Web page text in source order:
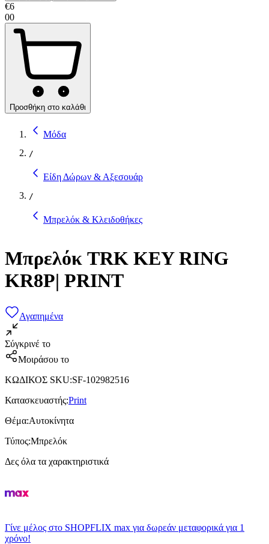
€6
00
Προσθήκη στο καλάθι
Μόδα
/
Είδη Δώρων & Αξεσουάρ
/
Μπρελόκ & Κλειδοθήκες
Μπρελόκ TRK KEY RING
KR8P| PRINT
Αγαπημένα
Σύγκρινέ το
Μοιράσου το
ΚΩΔΙΚΟΣ SKU:SF-102982516
Κατασκευαστής:Print
Θέμα:Αυτοκίνητα
Τύπος:Μπρελόκ
Δες όλα τα χαρακτηριστικά
Γίνε μέλος στο SHOPFLIX max για δωρεάν μεταφορικά για 1
χρόνο!